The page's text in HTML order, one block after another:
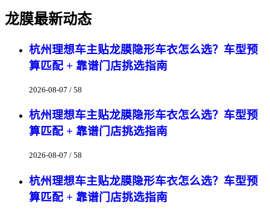
龙膜最新动态
杭州理想车主贴龙膜隐形车衣怎么选？车型预
算匹配 + 靠谱门店挑选指南
2026-08-07 / 58
杭州理想车主贴龙膜隐形车衣怎么选？车型预
算匹配 + 靠谱门店挑选指南
2026-08-07 / 58
杭州理想车主贴龙膜隐形车衣怎么选？车型预
算匹配 + 靠谱门店挑选指南